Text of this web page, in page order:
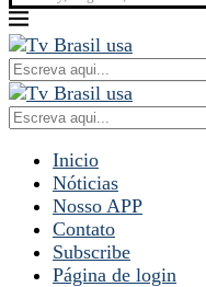
Inicio
Nóticias
Nosso APP
Contato
Subscribe
Página de login